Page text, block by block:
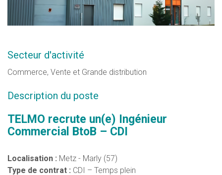
Secteur d'activité
Commerce, Vente et Grande distribution
Description du poste
TELMO recrute un(e) Ingénieur
Commercial BtoB – CDI
Localisation : Metz - Marly (57)
Type de contrat : CDI – Temps plein